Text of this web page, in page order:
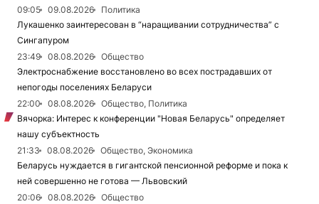
09:05
09.08.2026
Политика
Лукашенко заинтересован в “наращивании сотрудничества” с
Сингапуром
23:49
08.08.2026
Общество
Электроснабжение восстановлено во всех пострадавших от
непогоды поселениях Беларуси
22:00
08.08.2026
Общество, Политика
Вячорка: Интерес к конференции "Новая Беларусь" определяет
нашу субъектность
21:33
08.08.2026
Общество, Экономика
Беларусь нуждается в гигантской пенсионной реформе и пока к
ней совершенно не готова — Львовский
20:06
08.08.2026
Общество